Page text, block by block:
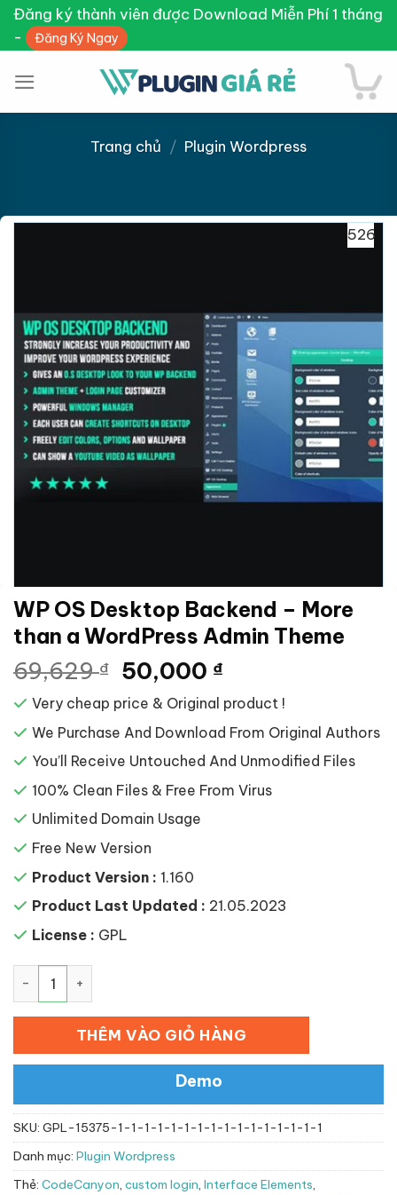
Skip
content
Đăng ký thành viên được Download Miễn Phí 1 tháng
-
Đăng Ký Ngay
Trang chủ / Plugin Wordpress
526
Giảm giá!
WP OS Desktop Backend – More
than a WordPress Admin Theme
69,629₫ Giá
gốc
là:
69,629 ₫.
50,000 ₫Giá
hiện
tại
là:
50,000 ₫.
Very cheap price & Original product !
We Purchase And Download From Original Authors
You’ll Receive Untouched And Unmodified Files
100% Clean Files & Free From Virus
Unlimited Domain Usage
Free New Version
Product Version : 1.160
Product Last Updated : 21.05.2023
License : GPL
THÊM VÀO GIỎ HÀNG
Demo
SKU: GPL-15375-1-1-1-1-1-1-1-1-1-1-1-1-1-1-1-1
Danh mục: Plugin Wordpress
Thẻ: CodeCanyon, custom login, Interface Elements,